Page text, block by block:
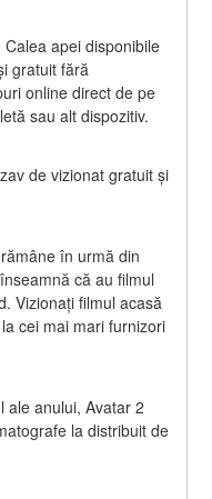
apei disponibile
gratuit fără
online direct de pe
sau alt dispozitiv.
de vizionat gratuit și
în urmă din
că au filmul
Vizionați filmul acasă
cei mai mari furnizori
ale anului, Avatar 2
la distribuit de